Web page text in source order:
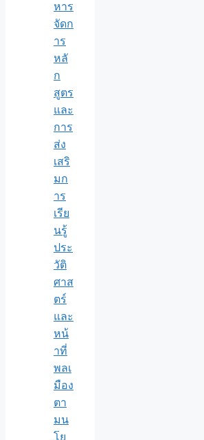
หาร
จัดก
าร
หลั
ก
สูตร
และ
การ
ส่ง
เสริ
มก
าร
เรีย
นรู้
ประ
วัติ
ศาส
ตร์
และ
หน้
าที่
พลเ
มือง
ตา
มน
โย